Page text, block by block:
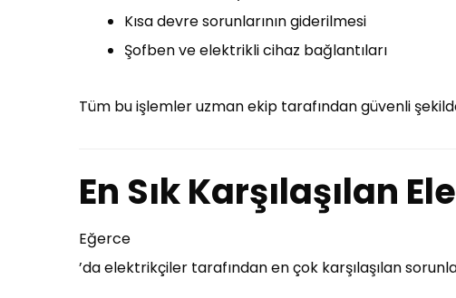
Kısa devre sorunlarının giderilmesi
Şofben ve elektrikli cihaz bağlantıları
Tüm bu işlemler uzman ekip tarafından güvenli
En Sık Karşılaşılan
Eğerce
’da elektrikçiler tarafından en çok karşılaşılan